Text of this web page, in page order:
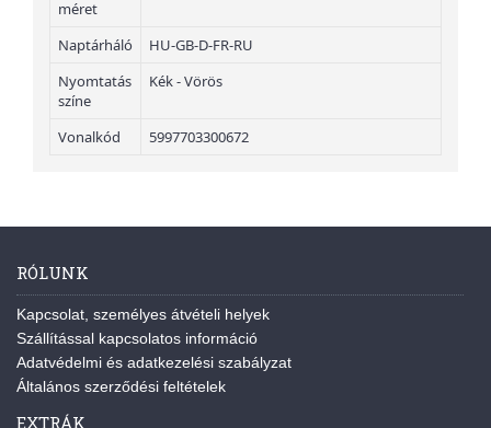
méret
Naptárháló
HU-GB-D-FR-RU
Nyomtatás
színe
Kék - Vörös
Vonalkód 5997703300672
RÓLUNK
Kapcsolat, személyes átvételi helyek
Szállítással kapcsolatos információ
Adatvédelmi és adatkezelési szabályzat
Általános szerződési feltételek
EXTRÁK